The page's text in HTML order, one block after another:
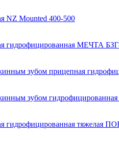
NZ Mounted 400-500
гидрофицированная МЕЧТА
зубом прицепная
зубом
гидрофицированная тяжелая